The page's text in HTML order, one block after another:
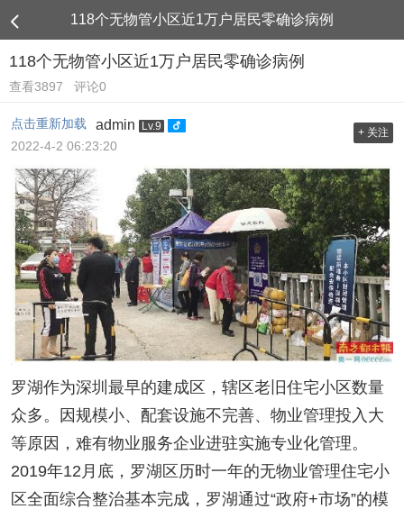
118个无物管小区近1万户居民零确诊病例
118个无物管小区近1万户居民零确诊病例
查看3897 评论0
点击重新加载 admin Lv.9
2022-4-2 06:23:20
+ 关注
罗湖作为深圳最早的建成区，辖区老旧住宅小区数量
众多。因规模小、配套设施不完善、物业管理投入大
等原因，难有物业服务企业进驻实施专业化管理。
2019年12月底，罗湖区历时一年的无物业管理住宅小
区全面综合整治基本完成，罗湖通过“政府+市场”的模